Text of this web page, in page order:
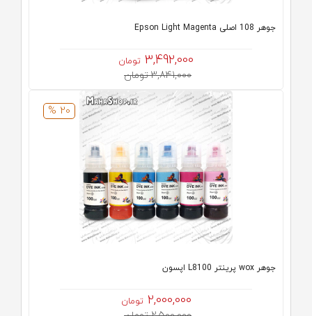
جوهر 108 اصلی Epson Light Magenta
3,492,000 تومان
3,841,000 تومان
20 %
جوهر wox پرینتر L8100 اپسون
2,000,000 تومان